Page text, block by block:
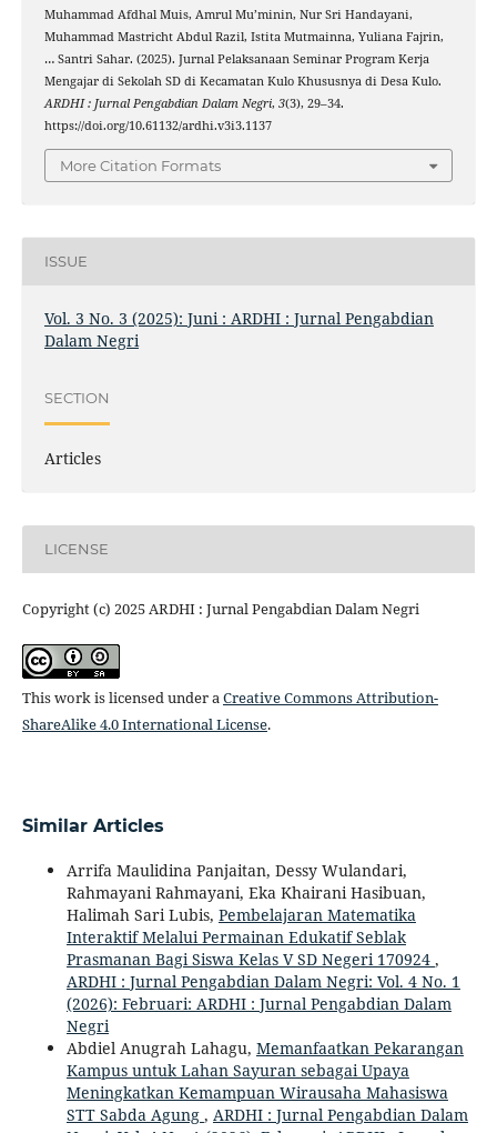
Muhammad Afdhal Muis, Amrul Mu’minin, Nur Sri Handayani,
Muhammad Mastricht Abdul Razil, Istita Mutmainna, Yuliana Fajrin,
… Santri Sahar. (2025). Jurnal Pelaksanaan Seminar Program Kerja
Mengajar di Sekolah SD di Kecamatan Kulo Khususnya di Desa Kulo.
ARDHI : Jurnal Pengabdian Dalam Negri, 3(3), 29–34.
https://doi.org/10.61132/ardhi.v3i3.1137
More Citation Formats
ISSUE
Vol. 3 No. 3 (2025): Juni : ARDHI : Jurnal Pengabdian
Dalam Negri
SECTION
Articles
LICENSE
Copyright (c) 2025 ARDHI : Jurnal Pengabdian Dalam Negri
This work is licensed under aCreative Commons Attribution-
ShareAlike 4.0 International License.
Similar Articles
Arrifa Maulidina Panjaitan, Dessy Wulandari,
Rahmayani Rahmayani, Eka Khairani Hasibuan,
Halimah Sari Lubis, Pembelajaran Matematika
Interaktif Melalui Permainan Edukatif Seblak
Prasmanan Bagi Siswa Kelas V SD Negeri 170924 ,
ARDHI : Jurnal Pengabdian Dalam Negri: Vol. 4 No. 1
(2026): Februari: ARDHI : Jurnal Pengabdian Dalam
Negri
Abdiel Anugrah Lahagu, Memanfaatkan Pekarangan
Kampus untuk Lahan Sayuran sebagai Upaya
Meningkatkan Kemampuan Wirausaha Mahasiswa
STT Sabda Agung , ARDHI : Jurnal Pengabdian Dalam